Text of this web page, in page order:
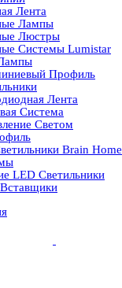
Лента
Лампы
Люстры
Системы Lumistar
Профиль
Лента
Система
Светом
Brain Home
LED Светильники